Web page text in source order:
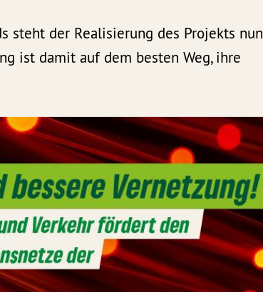
steht der Realisierung des Projekts nun
ist damit auf dem besten Weg, ihre